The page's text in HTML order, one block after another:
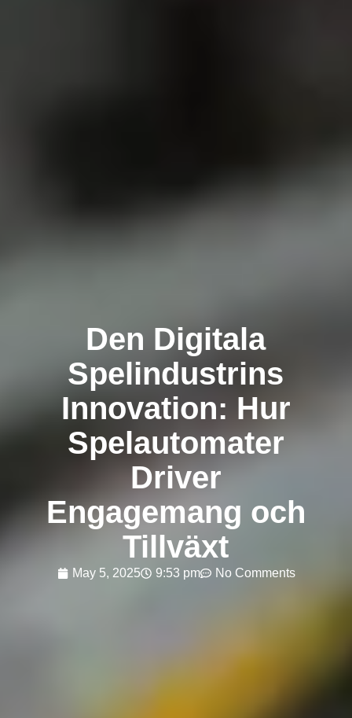
Den Digitala
Spelindustrins
Innovation: Hur
Spelautomater
Driver
Engagemang och
Tillväxt
May 5, 2025 9:53 pm No Comments